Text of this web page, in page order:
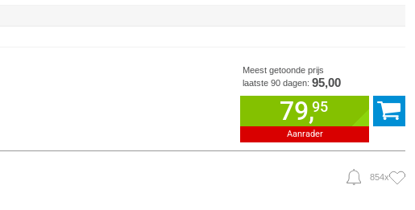
Meest getoonde prijs
laatste 90 dagen: 95,00
79,95
Aanrader
854x